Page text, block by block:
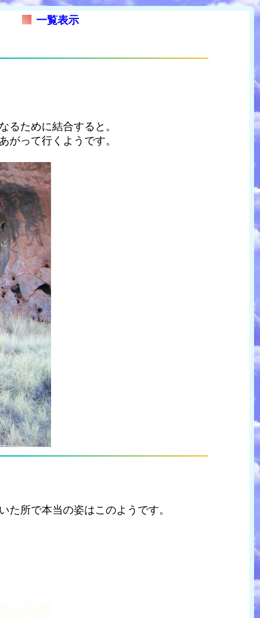
一覧表示
るために結合すると。
がって行くようです。
所で本当の姿はこのようです。